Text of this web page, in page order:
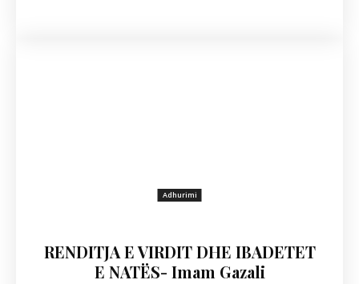
Adhurimi
RENDITJA E VIRDIT DHE IBADETET
E NATËS- Imam Gazali